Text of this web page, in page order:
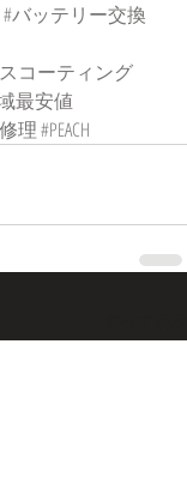
#バッテリー交換
コーティング
最安値
理#PEACH